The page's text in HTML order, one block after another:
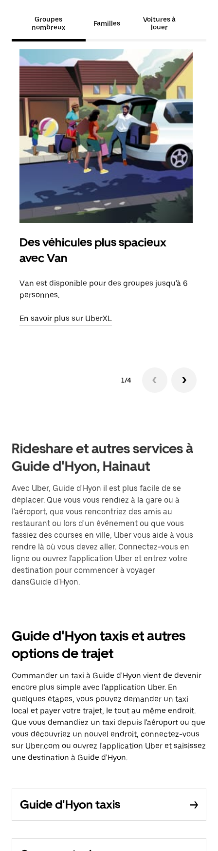
Groupes
nombreux
Familles
Voitures à
louer
Des véhicules plus spacieux
avec Van
Van est disponible pour des groupes jusqu'à 6
personnes.
En savoir plus sur UberXL
1/4
Rideshare et autres services à
Guide d'Hyon, Hainaut
Avec Uber, Guide d'Hyon il est plus facile de se
déplacer. Que vous vous rendiez à la gare ou à
l'aéroport, que vous rencontriez des amis au
restaurant ou lors d'un événement ou que vous
fassiez des courses en ville, Uber vous aide à vous
rendre là où vous devez aller. Connectez-vous en
ligne ou ouvrez l'application Uber et entrez votre
destination pour commencer à voyager
dansGuide d'Hyon.
Guide d'Hyon taxis et autres
options de trajet
Commander un taxi à Guide d'Hyon vient de devenir
encore plus simple avec l'application Uber. En
quelques étapes, vous pouvez demander un taxi
local et payer votre trajet, le tout au même endroit.
Que vous demandiez un taxi depuis l'aéroport ou que
vous découvriez un nouvel endroit, connectez-vous
sur Uber.com ou ouvrez l'application Uber et saisissez
une destination à Guide d'Hyon.
Guide d'Hyon taxis